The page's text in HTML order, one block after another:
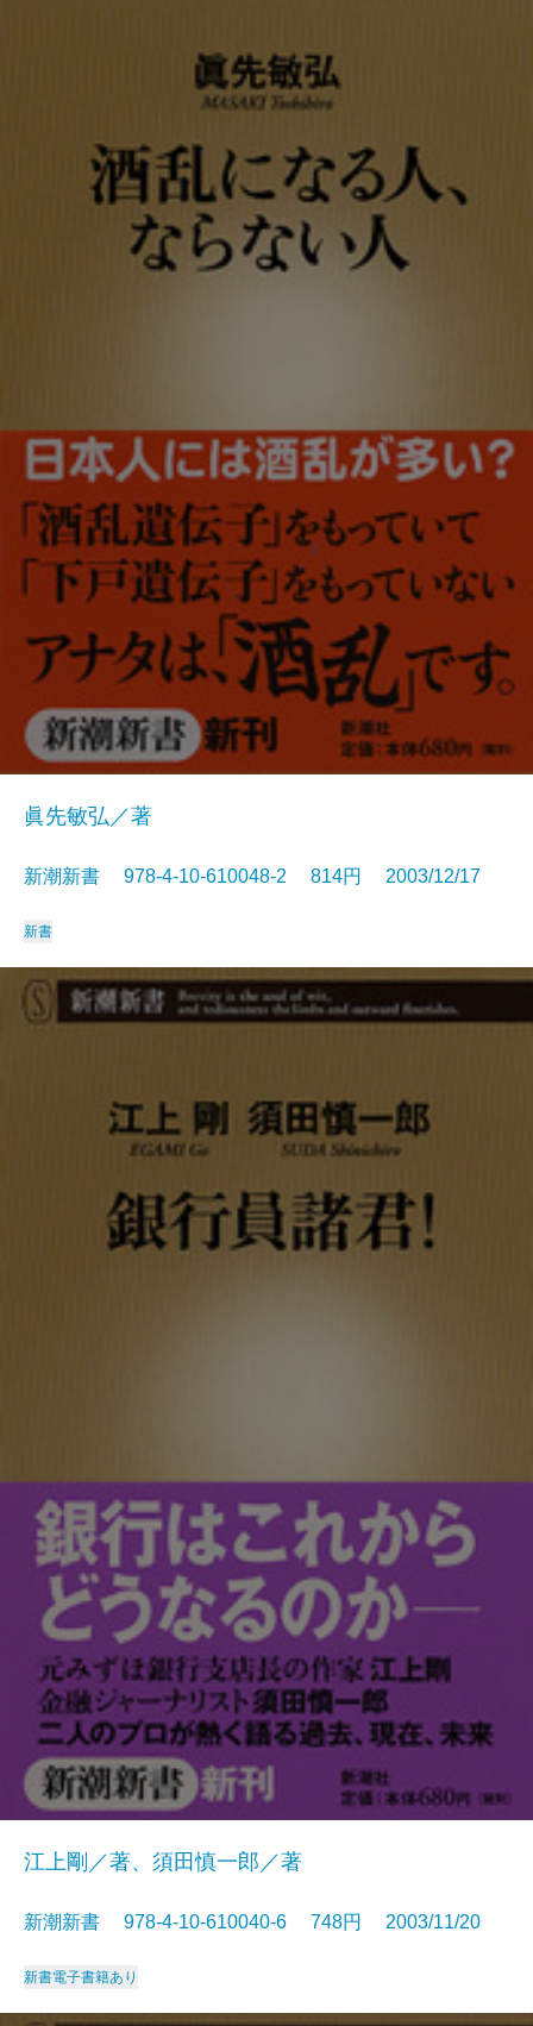
眞先敏弘／著
新潮新書 978-4-10-610048-2 814円 2003/12/17
新書
江上剛／著、須田慎一郎／著
新潮新書 978-4-10-610040-6 748円 2003/11/20
新書電子書籍あり